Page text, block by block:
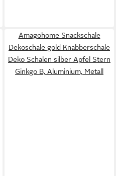
Amagohome Snackschale
Dekoschale gold Knabberschale
Deko Schalen silber Apfel Stern
Ginkgo B, Aluminium, Metall